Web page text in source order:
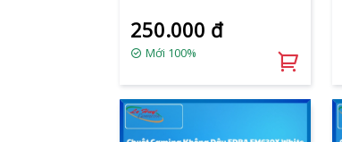
250.000 đ
Mới 100%